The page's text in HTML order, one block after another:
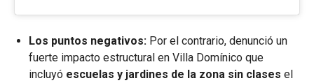
Los puntos negativos: Por el contrario, denunció un
fuerte impacto estructural en Villa Domínico que
incluyó escuelas y jardines de la zona sin clases el